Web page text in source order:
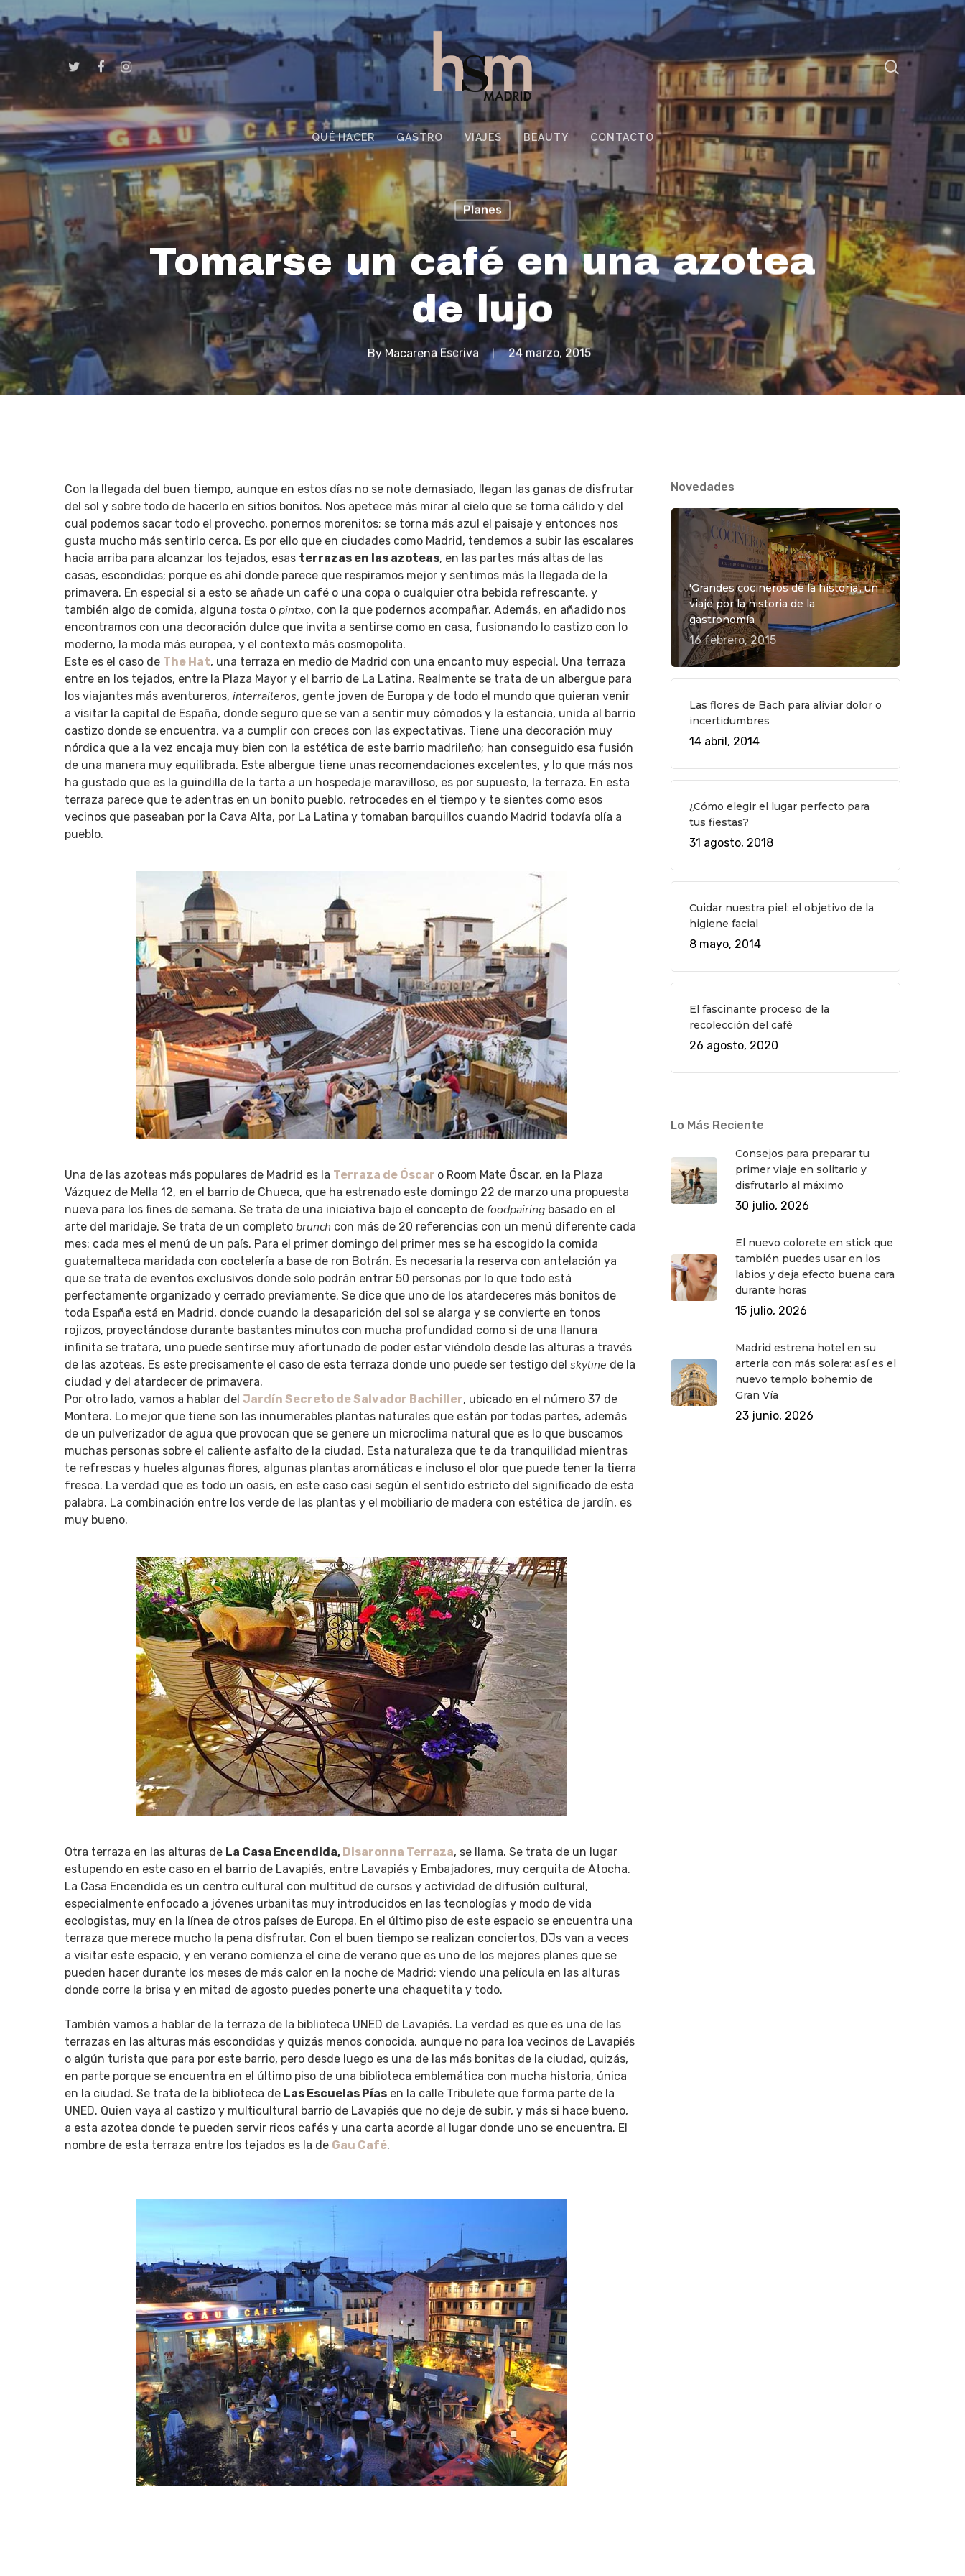
Hit enter to search or ESC to close
QUÉ HACER GASTRO VIAJES BEAUTY CONTACTO
Planes
Tomarse un café en una azotea
de lujo
By Macarena Escriva 24 marzo, 2015
Con la llegada del buen tiempo, aunque en estos días no se note demasiado, llegan las ganas de disfrutar
del sol y sobre todo de hacerlo en sitios bonitos. Nos apetece más mirar al cielo que se torna cálido y del
cual podemos sacar todo el provecho, ponernos morenitos; se torna más azul el paisaje y entonces nos
gusta mucho más sentirlo cerca. Es por ello que en ciudades como Madrid, tendemos a subir las escalares
hacia arriba para alcanzar los tejados, esas terrazas en las azoteas, en las partes más altas de las
casas, escondidas; porque es ahí donde parece que respiramos mejor y sentimos más la llegada de la
primavera. En especial si a esto se añade un café o una copa o cualquier otra bebida refrescante, y
también algo de comida, alguna tosta o pintxo, con la que podernos acompañar. Además, en añadido nos
encontramos con una decoración dulce que invita a sentirse como en casa, fusionando lo castizo con lo
moderno, la moda más europea, y el contexto más cosmopolita.
Este es el caso de The Hat, una terraza en medio de Madrid con una encanto muy especial. Una terraza
entre en los tejados, entre la Plaza Mayor y el barrio de La Latina. Realmente se trata de un albergue para
los viajantes más aventureros, interraileros, gente joven de Europa y de todo el mundo que quieran venir
a visitar la capital de España, donde seguro que se van a sentir muy cómodos y la estancia, unida al barrio
castizo donde se encuentra, va a cumplir con creces con las expectativas. Tiene una decoración muy
nórdica que a la vez encaja muy bien con la estética de este barrio madrileño; han conseguido esa fusión
de una manera muy equilibrada. Este albergue tiene unas recomendaciones excelentes, y lo que más nos
ha gustado que es la guindilla de la tarta a un hospedaje maravilloso, es por supuesto, la terraza. En esta
terraza parece que te adentras en un bonito pueblo, retrocedes en el tiempo y te sientes como esos
vecinos que paseaban por la Cava Alta, por La Latina y tomaban barquillos cuando Madrid todavía olía a
pueblo.
Una de las azoteas más populares de Madrid es la Terraza de Óscar o Room Mate Óscar, en la Plaza
Vázquez de Mella 12, en el barrio de Chueca, que ha estrenado este domingo 22 de marzo una propuesta
nueva para los fines de semana. Se trata de una iniciativa bajo el concepto de foodpairing basado en el
arte del maridaje. Se trata de un completo brunch con más de 20 referencias con un menú diferente cada
mes: cada mes el menú de un país. Para el primer domingo del primer mes se ha escogido la comida
guatemalteca maridada con coctelería a base de ron Botrán. Es necesaria la reserva con antelación ya
que se trata de eventos exclusivos donde solo podrán entrar 50 personas por lo que todo está
perfectamente organizado y cerrado previamente. Se dice que uno de los atardeceres más bonitos de
toda España está en Madrid, donde cuando la desaparición del sol se alarga y se convierte en tonos
rojizos, proyectándose durante bastantes minutos con mucha profundidad como si de una llanura
infinita se tratara, uno puede sentirse muy afortunado de poder estar viéndolo desde las alturas a través
de las azoteas. Es este precisamente el caso de esta terraza donde uno puede ser testigo del skyline de la
ciudad y del atardecer de primavera.
Por otro lado, vamos a hablar del Jardín Secreto de Salvador Bachiller, ubicado en el número 37 de
Montera. Lo mejor que tiene son las innumerables plantas naturales que están por todas partes, además
de un pulverizador de agua que provocan que se genere un microclima natural que es lo que buscamos
muchas personas sobre el caliente asfalto de la ciudad. Esta naturaleza que te da tranquilidad mientras
te refrescas y hueles algunas flores, algunas plantas aromáticas e incluso el olor que puede tener la tierra
fresca. La verdad que es todo un oasis, en este caso casi según el sentido estricto del significado de esta
palabra. La combinación entre los verde de las plantas y el mobiliario de madera con estética de jardín, es
muy bueno.
Otra terraza en las alturas de La Casa Encendida, Disaronna Terraza, se llama. Se trata de un lugar
estupendo en este caso en el barrio de Lavapiés, entre Lavapiés y Embajadores, muy cerquita de Atocha.
La Casa Encendida es un centro cultural con multitud de cursos y actividad de difusión cultural,
especialmente enfocado a jóvenes urbanitas muy introducidos en las tecnologías y modo de vida
ecologistas, muy en la línea de otros países de Europa. En el último piso de este espacio se encuentra una
terraza que merece mucho la pena disfrutar. Con el buen tiempo se realizan conciertos, DJs van a veces
a visitar este espacio, y en verano comienza el cine de verano que es uno de los mejores planes que se
pueden hacer durante los meses de más calor en la noche de Madrid; viendo una película en las alturas
donde corre la brisa y en mitad de agosto puedes ponerte una chaquetita y todo.
También vamos a hablar de la terraza de la biblioteca UNED de Lavapiés. La verdad es que es una de las
terrazas en las alturas más escondidas y quizás menos conocida, aunque no para loa vecinos de Lavapiés
o algún turista que para por este barrio, pero desde luego es una de las más bonitas de la ciudad, quizás,
en parte porque se encuentra en el último piso de una biblioteca emblemática con mucha historia, única
en la ciudad. Se trata de la biblioteca de Las Escuelas Pías en la calle Tribulete que forma parte de la
UNED. Quien vaya al castizo y multicultural barrio de Lavapiés que no deje de subir, y más si hace bueno,
a esta azotea donde te pueden servir ricos cafés y una carta acorde al lugar donde uno se encuentra. El
nombre de esta terraza entre los tejados es la de Gau Café.
Novedades
'Grandes cocineros de la historia', un
viaje por la historia de la
gastronomía
16 febrero, 2015
Las flores de Bach para aliviar dolor o
incertidumbres
14 abril, 2014
¿Cómo elegir el lugar perfecto para
tus fiestas?
31 agosto, 2018
Cuidar nuestra piel: el objetivo de la
higiene facial
8 mayo, 2014
El fascinante proceso de la
recolección del café
26 agosto, 2020
Lo Más Reciente
Consejos para preparar tu
primer viaje en solitario y
disfrutarlo al máximo
30 julio, 2026
El nuevo colorete en stick que
también puedes usar en los
labios y deja efecto buena cara
durante horas
15 julio, 2026
Madrid estrena hotel en su
arteria con más solera: así es el
nuevo templo bohemio de
Gran Vía
23 junio, 2026